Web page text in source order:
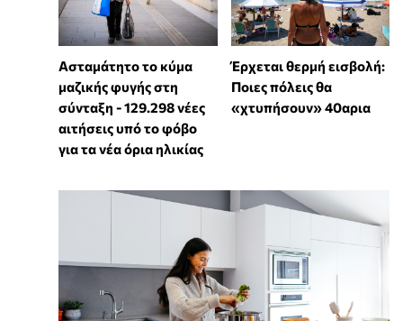
Ασταμάτητο το κύμα
μαζικής φυγής στη
σύνταξη - 129.298 νέες
αιτήσεις υπό το φόβο
για τα νέα όρια ηλικίας
Έρχεται θερμή εισβολή:
Ποιες πόλεις θα
«χτυπήσουν» 40αρια